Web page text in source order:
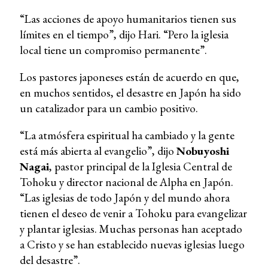
“Las acciones de apoyo humanitarios tienen sus
límites en el tiempo”, dijo Hari. “Pero la iglesia
local tiene un compromiso permanente”.
Los pastores japoneses están de acuerdo en que,
en muchos sentidos, el desastre en Japón ha sido
un catalizador para un cambio positivo.
“La atmósfera espiritual ha cambiado y la gente
está más abierta al evangelio”, dijoNobuyoshi
Nagai, pastor principal de la Iglesia Central de
Tohoku y director nacional de Alpha en Japón.
“Las iglesias de todo Japón y del mundo ahora
tienen el deseo de venir a Tohoku para evangelizar
y plantar iglesias. Muchas personas han aceptado
a Cristo y se han establecido nuevas iglesias luego
del desastre”.